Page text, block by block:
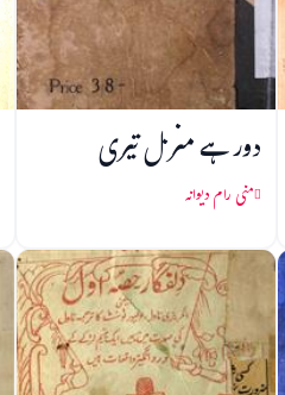
دور ہے منزل تیری
منی رام دیوانہ